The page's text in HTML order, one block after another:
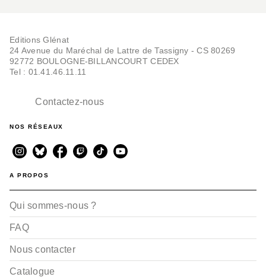
Editions Glénat
24 Avenue du Maréchal de Lattre de Tassigny - CS 80269
92772 BOULOGNE-BILLANCOURT CEDEX
Tel : 01.41.46.11.11
Contactez-nous
NOS RÉSEAUX
A PROPOS
Qui sommes-nous ?
FAQ
Nous contacter
Catalogue